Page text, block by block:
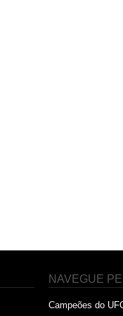
NAVEGUE
Campeões do